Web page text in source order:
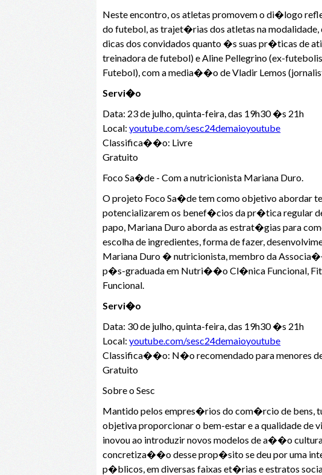
Neste encontro, os atletas promovem o di�logo
do futebol, as trajet�rias dos atletas na
dicas dos convidados quanto �s suas pr�ticas de
treinadora de futebol) e Aline Pellegrino (ex-
Futebol), com a media��o de Vladir Lemos
Servi�o
Data: 23 de julho, quinta-feira, das 19h30 �s 21h
Local:youtube.com/sesc24demaioyoutube
Classifica��o: Livre
Gratuito
Foco Sa�de - Com a nutricionista Mariana Duro.
O projeto Foco Sa�de tem como objetivo abordar
potencializarem os benef�cios da pr�tica regular
papo, Mariana Duro aborda as estrat�gias para
escolha de ingredientes, forma de fazer,
Mariana Duro � nutricionista, membro da
p�s-graduada em Nutri��o Cl�nica Funcional,
Funcional.
Servi�o
Data: 30 de julho, quinta-feira, das 19h30 �s 21h
Local:youtube.com/sesc24demaioyoutube
Classifica��o: N�o recomendado para menores
Gratuito
Sobre o Sesc
Mantido pelos empres�rios do com�rcio de bens,
objetiva proporcionar o bem-estar e a qualidade de
inovou ao introduzir novos modelos de a��o
concretiza��o desse prop�sito se deu por uma
p�blicos, em diversas faixas et�rias e estratos